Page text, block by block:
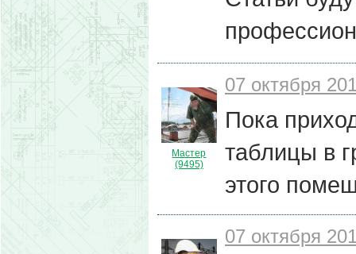
Мастер
(9495)
07 октября
Пока
таблицы в
этого
07 октября